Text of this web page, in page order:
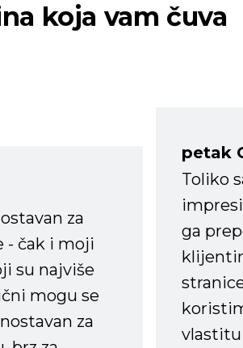
koja vam čuva
za
- čak i moji
su najviše
mogu se
za
petak
Toliko
ga